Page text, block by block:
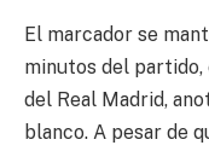
El marcador se
minutos del partido,
del Real Madrid,
blanco. A pesar de